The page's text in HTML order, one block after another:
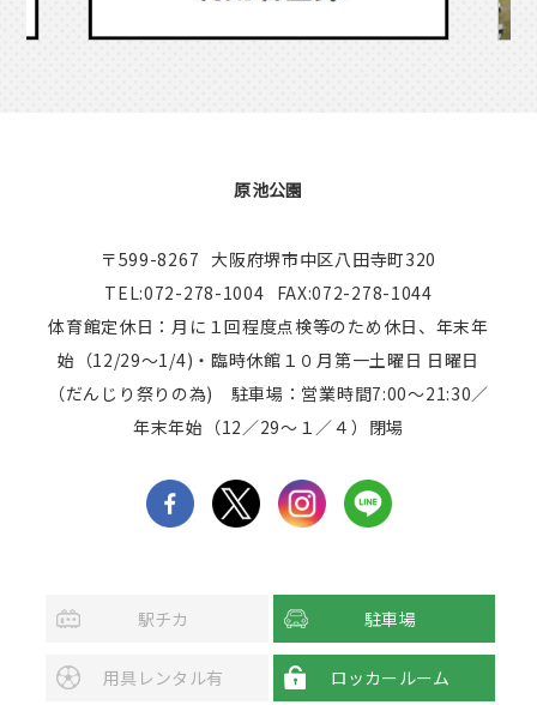
原池公園
〒599-8267 大阪府堺市中区八田寺町320
TEL:072-278-1004 FAX:072-278-1044
体育館定休日：月に１回程度点検等のため休日、年末年
始（12/29～1/4)・臨時休館１０月第一土曜日 日曜日
（だんじり祭りの為) 駐車場：営業時間7:00～21:30／
年末年始（12／29～１／４）閉場
駅チカ 駐車場
用具レンタル有 ロッカールーム